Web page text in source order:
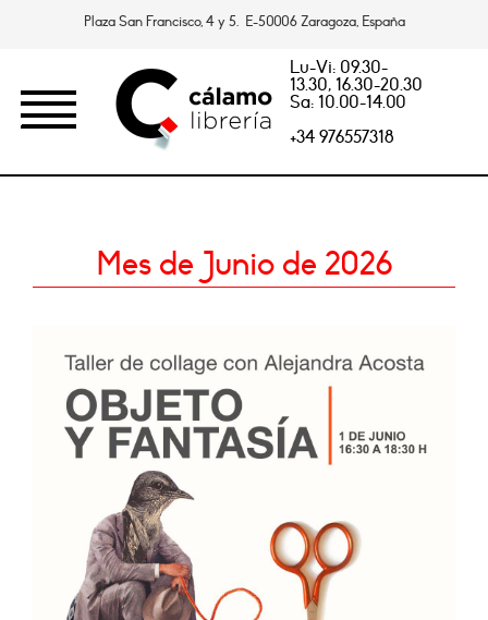
Plaza San Francisco, 4 y 5. E-50006 Zaragoza, España
Lu-Vi: 09.30-
13.30, 16.30-20.30
Sa: 10.00-14.00
+34 976557318
Mes de Junio de 2026